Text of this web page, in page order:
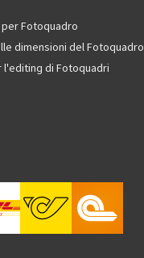
Fotoquadro
dimensioni del Fotoquadro
di Fotoquadri